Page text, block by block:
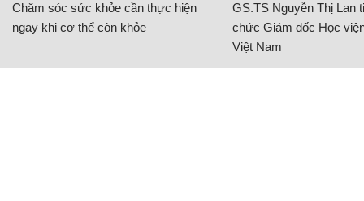
Chăm sóc sức khỏe cần thực hiện
ngay khi cơ thể còn khỏe
GS.TS Nguyễn Thị Lan
chức Giám đốc Học
Việt Nam